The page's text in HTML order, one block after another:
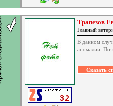
Трапезов
Главный
В данном
аномалии.